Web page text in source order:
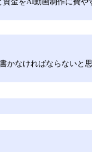
なければならないと